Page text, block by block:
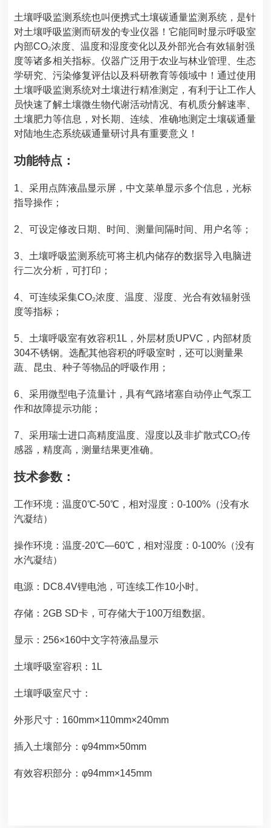
土壤呼吸监测系统也叫便携式土壤碳通量监测系统，是针
对土壤呼吸监测而研发的专业仪器！它能同时显示呼吸室
内部CO₂浓度、温度和湿度变化以及外部光合有效辐射强
度等诸多相关指标。仪器广泛用于农业与林业管理、生态
学研究、污染修复评估以及科研教育等领域中！通过使用
土壤呼吸监测系统对土壤进行精准测定，有利于让工作人
员快速了解土壤微生物代谢活动情况、有机质分解速率、
土壤肥力等信息， 对长期、连续、准确地测定土壤碳通量
对陆地生态系统碳通量研讨具有重要意义！
功能特点：
1、采用点阵液晶显示屏，中文菜单显示多个信息，光标
指导操作；
2、可设定修改日期、时间、测量间隔时间、用户名等；
3、 土壤呼吸监测系统可将主机内储存的数据导入电脑进
行二次分析，可打印；
4、可连续采集CO₂浓度、温度、湿度、光合有效辐射强
度等指标；
5、土壤呼吸室有效容积1L，外层材质UPVC，内部材质
304不锈钢。选配其他容积的呼吸室时，还可以测量果
蔬、昆虫、种子等物品的呼吸作用；
6、采用微型电子流量计，具有气路堵塞自动停止气泵工
作和故障提示功能；
7、采用瑞士进口高精度温度、湿度以及非扩散式CO₂传
感器，精度高，测量结果更准确。
技术参数：
工作环境：温度0℃-50℃，相对湿度：0-100%（没有水
汽凝结）
操作环境：温度-20℃—60℃，相对湿度：0-100%（没有
水汽凝结）
电源：DC8.4V锂电池，可连续工作10小时。
存储：2GB SD卡，可存储大于100万组数据。
显示：256×160中文字符液晶显示
土壤呼吸室容积：1L
土壤呼吸室尺寸：
外形尺寸：160mm×110mm×240mm
插入土壤部分：φ94mm×50mm
有效容积部分：φ94mm×145mm